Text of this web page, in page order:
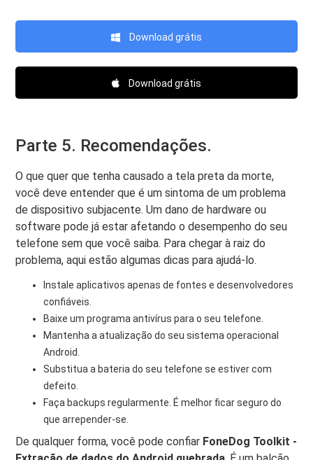
Download grátis
Download grátis
Parte 5. Recomendações.
O que quer que tenha causado a tela preta da morte,
você deve entender que é um sintoma de um problema
de dispositivo subjacente. Um dano de hardware ou
software pode já estar afetando o desempenho do seu
telefone sem que você saiba. Para chegar à raiz do
problema, aqui estão algumas dicas para ajudá-lo.
Instale aplicativos apenas de fontes e desenvolvedores
confiáveis.
Baixe um programa antivírus para o seu telefone.
Mantenha a atualização do seu sistema operacional
Android.
Substitua a bateria do seu telefone se estiver com
defeito.
Faça backups regularmente. É melhor ficar seguro do
que arrepender-se.
De qualquer forma, você pode confiar FoneDog Toolkit -